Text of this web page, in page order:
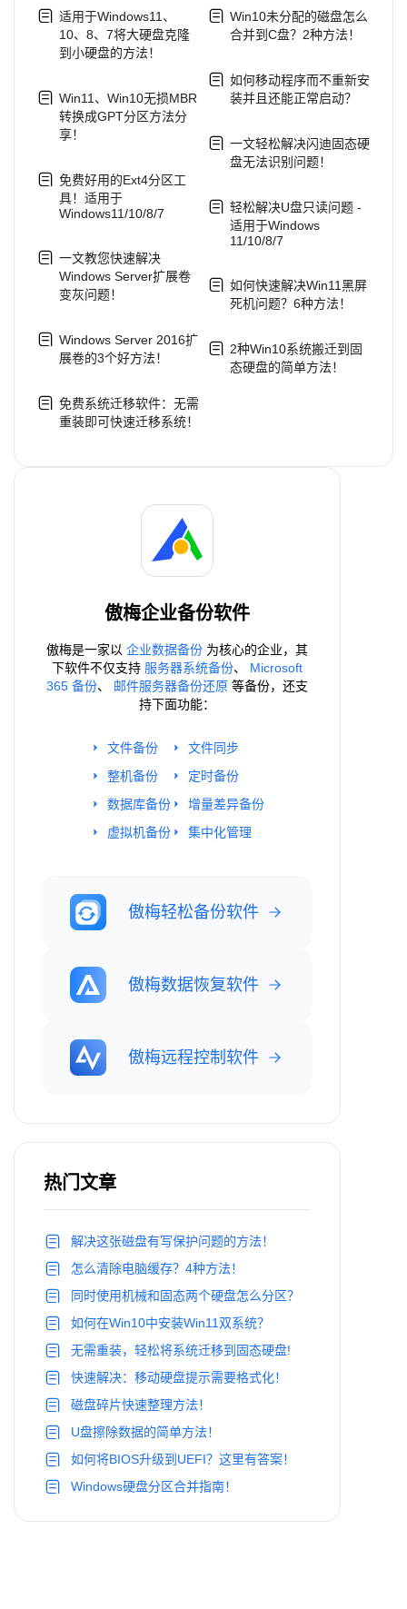
适用于Windows11、
10、8、7将大硬盘克隆
到小硬盘的方法！
Win11、Win10无损MBR
转换成GPT分区方法分
享！
免费好用的Ext4分区工
具！适用于
Windows11/10/8/7
一文教您快速解决
Windows Server扩展卷
变灰问题！
Windows Server 2016扩
展卷的3个好方法！
免费系统迁移软件：无需
重装即可快速迁移系统！
Win10未分配的磁盘怎么
合并到C盘？2种方法！
如何移动程序而不重新安
装并且还能正常启动？
一文轻松解决闪迪固态硬
盘无法识别问题！
轻松解决U盘只读问题 -
适用于Windows
11/10/8/7
如何快速解决Win11黑屏
死机问题？6种方法！
2种Win10系统搬迁到固
态硬盘的简单方法！
傲梅企业备份软件
傲梅是一家以 企业数据备份 为核心的企业，其
下软件不仅支持 服务器系统备份、 Microsoft
365 备份、 邮件服务器备份还原 等备份，还支
持下面功能：
文件备份
整机备份
数据库备份
虚拟机备份
文件同步
定时备份
增量差异备份
集中化管理
傲梅轻松备份软件
傲梅数据恢复软件
傲梅远程控制软件
热门文章
解决这张磁盘有写保护问题的方法！
怎么清除电脑缓存？4种方法！
同时使用机械和固态两个硬盘怎么分区？
如何在Win10中安装Win11双系统？
无需重装，轻松将系统迁移到固态硬盘!
快速解决：移动硬盘提示需要格式化！
磁盘碎片快速整理方法！
U盘擦除数据的简单方法！
如何将BIOS升级到UEFI？这里有答案！
Windows硬盘分区合并指南！